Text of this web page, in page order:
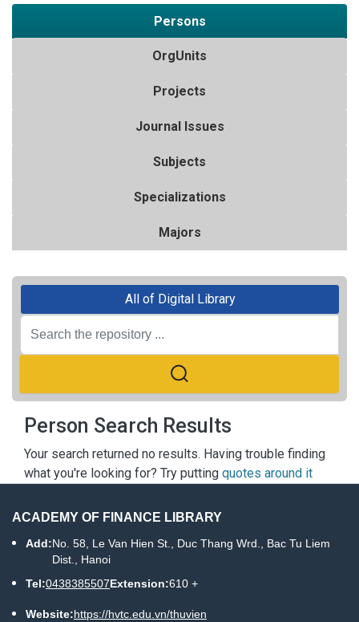
Persons
OrgUnits
Projects
Journal Issues
Subjects
Specializations
Majors
All of Digital Library
Person Search Results
Your search returned no results. Having trouble finding
what you're looking for? Try putting quotes around it
ACADEMY OF FINANCE LIBRARY
Add:No. 58, Le Van Hien St., Duc Thang Wrd., Bac Tu Liem
Dist., Hanoi
Tel:0438385507Extension:610 +
Website:https://hvtc.edu.vn/thuvien